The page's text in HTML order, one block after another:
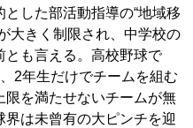
した部活動指導の“地域移
大きく制限され、中学校の
とも言える。高校野球で
2年生だけでチームを組む
を満たせないチームが無
は未曾有の大ピンチを迎